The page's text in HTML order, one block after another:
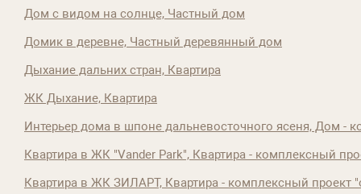
Дом с видом на солнце, Частный дом
Домик в деревне, Частный деревянный дом
Дыхание дальних стран, Квартира
ЖК Дыхание, Квартира
Интерьер дома в шпоне дальневосточного ясеня, Дом -
Квартира в ЖК "Vander Park", Квартира - комплексный
Квартира в ЖК ЗИЛАРТ, Квартира - комплексный проект